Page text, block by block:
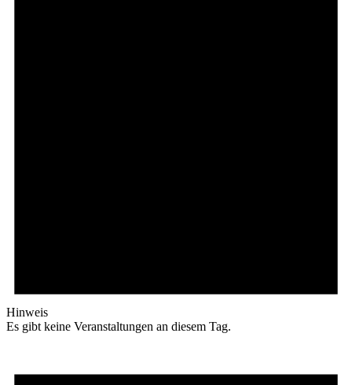
Hinweis
Es gibt keine Veranstaltungen an diesem Tag.